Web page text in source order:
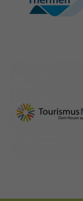
thermen.de
nrw-
tourismus.de